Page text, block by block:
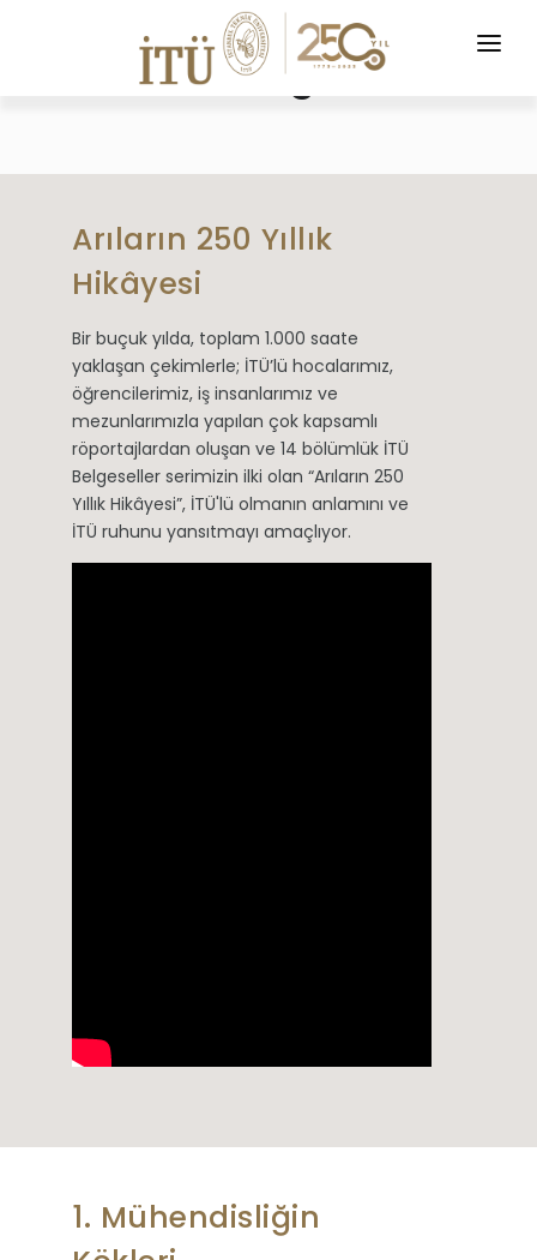
250. Yıl Belgeselleri
Arıların 250 Yıllık
Hikâyesi
Bir buçuk yılda, toplam 1.000 saate
yaklaşan çekimlerle; İTÜ’lü hocalarımız,
öğrencilerimiz, iş insanlarımız ve
mezunlarımızla yapılan çok kapsamlı
röportajlardan oluşan ve 14 bölümlük İTÜ
Belgeseller serimizin ilki olan “Arıların 250
Yıllık Hikâyesi”, İTÜ'lü olmanın anlamını ve
İTÜ ruhunu yansıtmayı amaçlıyor.
1. Mühendisliğin